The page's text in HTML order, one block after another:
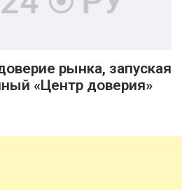
рынка, запуская
«Центр доверия»